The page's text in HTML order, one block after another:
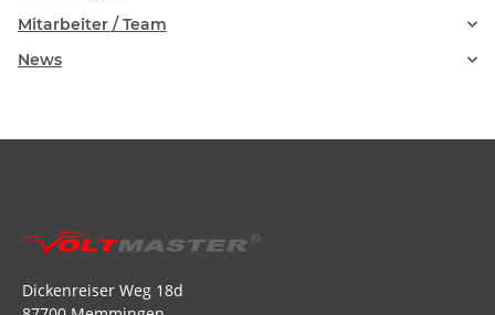
Mitarbeiter / Team
News
Dickenreiser Weg 18d